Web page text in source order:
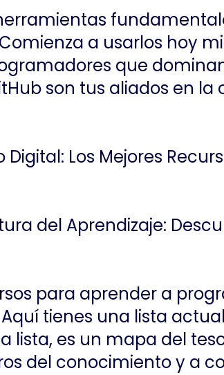
a usarlos hoy
que
son tus aliados en
Digital: Los Mejores
del Aprendizaje:
para aprender a
tienes una lista
lista, es un mapa del
del conocimiento y a